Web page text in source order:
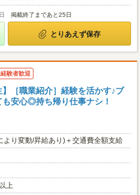
掲載終了まであと25日
とりあえず保存
験者歓迎
】［職業紹介］経験を活かす♪ブ
も安心◎持ち帰り仕事ナシ！
より変動/昇給あり)＋交通費全額支給
上